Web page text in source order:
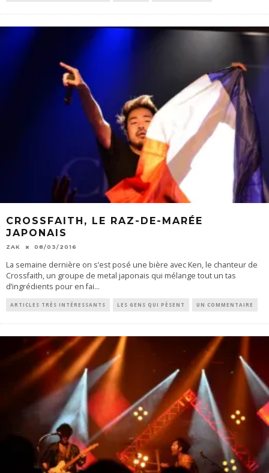
CROSSFAITH, LE RAZ-DE-MARÉE
JAPONAIS
ZAK 08/03/2016
La semaine dernière on s’est posé une bière avec Ken, le chanteur de
Crossfaith, un groupe de metal japonais qui mélange tout un tas
d’ingrédients pour en fai...
ARTICLES TRÈS INTÉRESSANTS LES GENS QUI PÈSENT UN COMMENTAIRE